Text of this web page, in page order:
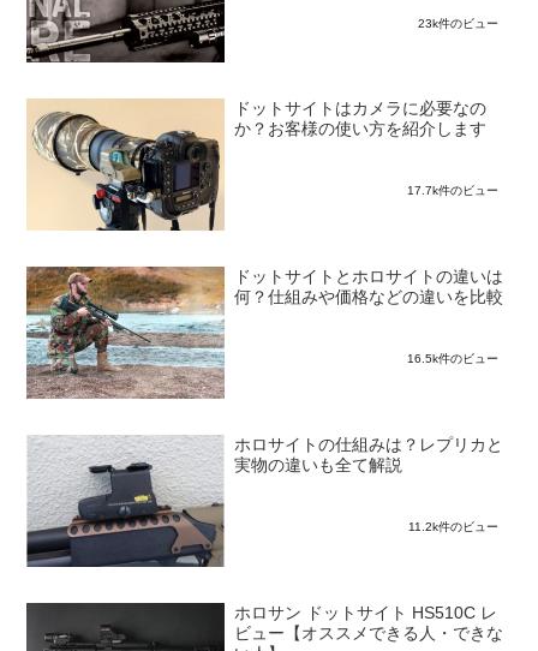
23k件のビュー
ドットサイトはカメラに必要なの
か？お客様の使い方を紹介します
17.7k件のビュー
ドットサイトとホロサイトの違いは
何？仕組みや価格などの違いを比較
16.5k件のビュー
ホロサイトの仕組みは？レプリカと
実物の違いも全て解説
11.2k件のビュー
ホロサン ドットサイト HS510C レ
ビュー【オススメできる人・できな